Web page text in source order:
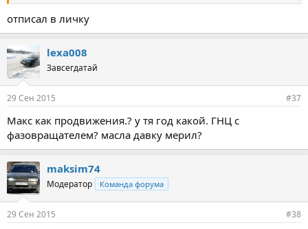
отписал в личку
lexa008
Завсегдатай
29 Сен 2015 #37
Макс как продвижения.? у тя год какой. ГНЦ с
фазовращателем? масла давку мерил?
maksim74
Модератор Команда форума
29 Сен 2015 #38